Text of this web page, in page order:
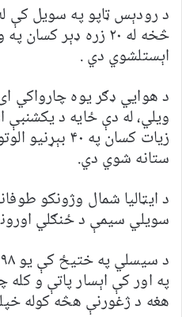
د رودېس ټاپو په سویل کې
څخه له ۲۰ زره ډېر
اېستلشوي دي .
د هوايي ډګر یوه چارواکي
زیات کسان په
ستانه شوي دي.
د ایټالیا شمال وژونکو
سویلي سیمې د ځنګلي
په اور کې اېسار پاتې و
هغه د ژغورنې هڅه کوله